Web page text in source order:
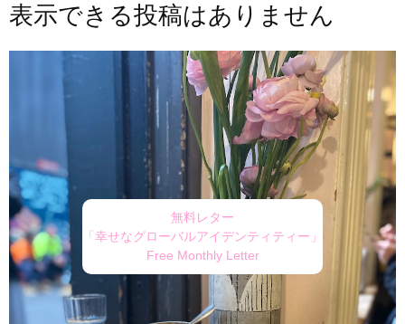
表示できる投稿はありません
無料レター
「幸せなグローバルアイデンティティー」
Free Monthly Letter